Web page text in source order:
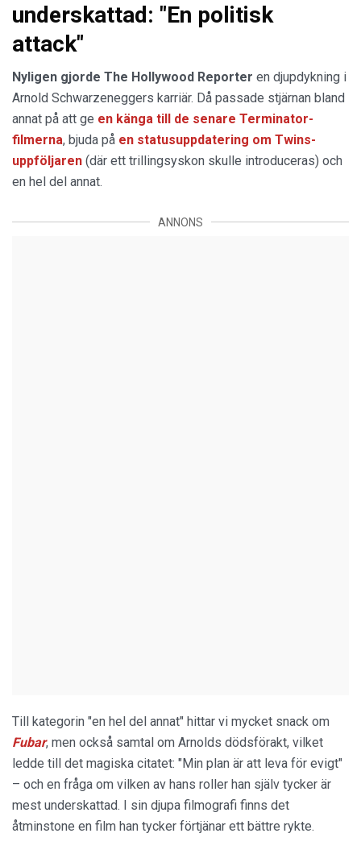
underskattad: "En politisk
attack"
Nyligen gjorde The Hollywood Reporter en djupdykning i
Arnold Schwarzeneggers karriär. Då passade stjärnan bland
annat på att ge en känga till de senare Terminator-
filmerna, bjuda på en statusuppdatering om Twins-
uppföljaren (där ett trillingsyskon skulle introduceras) och
en hel del annat.
ANNONS
Till kategorin "en hel del annat" hittar vi mycket snack om
Fubar, men också samtal om Arnolds dödsförakt, vilket
ledde till det magiska citatet: "Min plan är att leva för evigt"
– och en fråga om vilken av hans roller han själv tycker är
mest underskattad. I sin djupa filmografi finns det
åtminstone en film han tycker förtjänar ett bättre rykte.